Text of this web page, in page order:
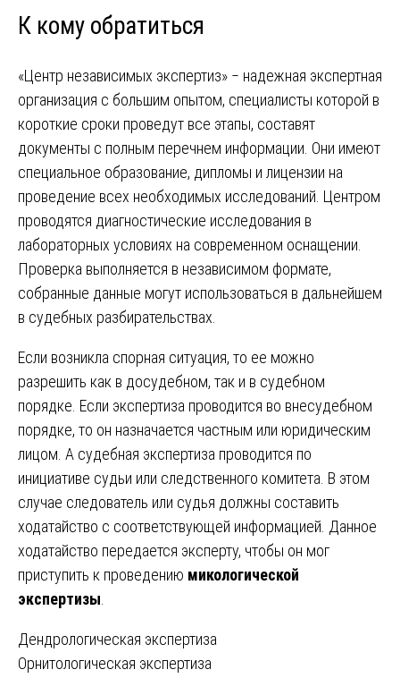
К кому обратиться
«Центр независимых экспертиз» ‒ надежная экспертная
организация с большим опытом, специалисты которой в
короткие сроки проведут все этапы, составят
документы с полным перечнем информации. Они имеют
специальное образование, дипломы и лицензии на
проведение всех необходимых исследований. Центром
проводятся диагностические исследования в
лабораторных условиях на современном оснащении.
Проверка выполняется в независимом формате,
собранные данные могут использоваться в дальнейшем
в судебных разбирательствах.
Если возникла спорная ситуация, то ее можно
разрешить как в досудебном, так и в судебном
порядке. Если экспертиза проводится во внесудебном
порядке, то он назначается частным или юридическим
лицом. А судебная экспертиза проводится по
инициативе судьи или следственного комитета. В этом
случае следователь или судья должны составить
ходатайство с соответствующей информацией. Данное
ходатайство передается эксперту, чтобы он мог
приступить к проведению микологической
экспертизы
Навигация
по
Дендрологическая экспертиза
Орнитологическая экспертиза